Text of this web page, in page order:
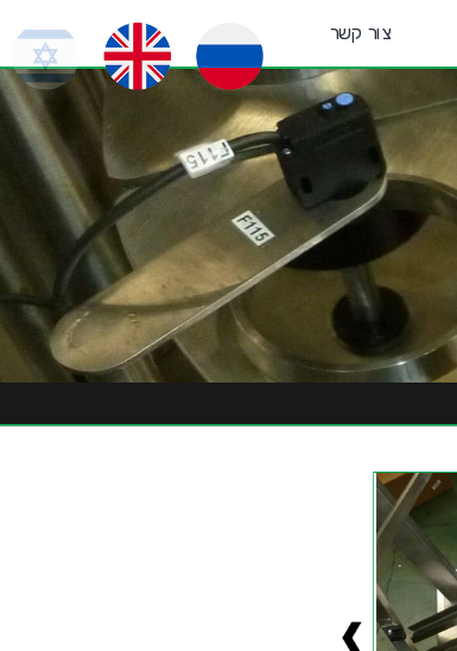
צור קשר